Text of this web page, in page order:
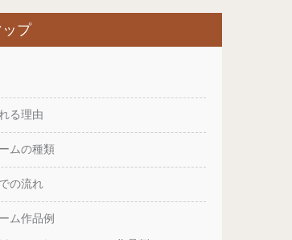
プ
る理由
ムの種類
の流れ
ム作品例